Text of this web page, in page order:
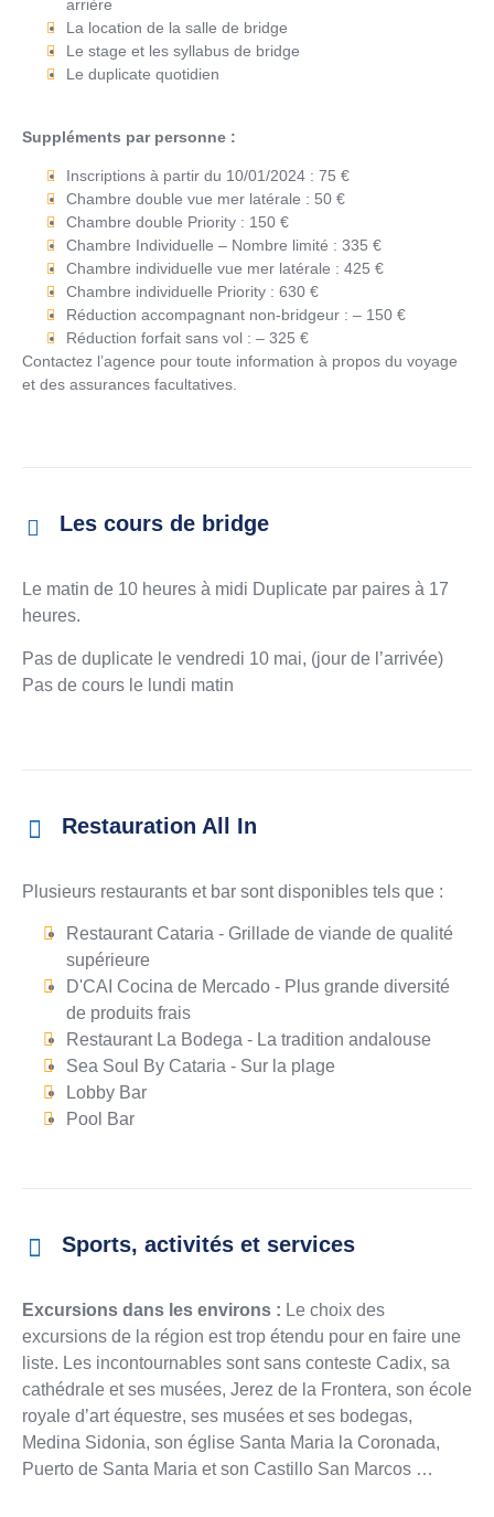
arrière
La location de la salle de bridge
Le stage et les syllabus de bridge
Le duplicate quotidien
Suppléments par personne :
Inscriptions à partir du 10/01/2024 : 75 €
Chambre double vue mer latérale : 50 €
Chambre double Priority : 150 €
Chambre Individuelle – Nombre limité : 335 €
Chambre individuelle vue mer latérale : 425 €
Chambre individuelle Priority : 630 €
Réduction accompagnant non-bridgeur : – 150 €
Réduction forfait sans vol : – 325 €
Contactez l’agence pour toute information à propos du voyage
et des assurances facultatives.
Les cours de bridge
Le matin de 10 heures à midi Duplicate par paires à 17
heures.
Pas de duplicate le vendredi 10 mai, (jour de l’arrivée)
Pas de cours le lundi matin
Restauration All In
Plusieurs restaurants et bar sont disponibles tels que :
Restaurant Cataria - Grillade de viande de qualité
supérieure
D'CAI Cocina de Mercado - Plus grande diversité
de produits frais
Restaurant La Bodega - La tradition andalouse
Sea Soul By Cataria - Sur la plage
Lobby Bar
Pool Bar
Sports, activités et services
Excursions dans les environs : Le choix des
excursions de la région est trop étendu pour en faire une
liste. Les incontournables sont sans conteste Cadix, sa
cathédrale et ses musées, Jerez de la Frontera, son école
royale d’art équestre, ses musées et ses bodegas,
Medina Sidonia, son église Santa Maria la Coronada,
Puerto de Santa Maria et son Castillo San Marcos …